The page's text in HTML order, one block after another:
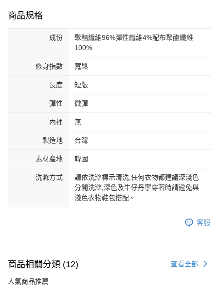
商品規格
成份
聚酯纖維96%彈性纖維4%配布聚酯纖維
100%
修身指數 寬鬆
長度 短版
彈性 微彈
內裡 無
製造地 台灣
素材產地 韓國
洗滌方式
請依洗滌標示清洗,任何衣物都建議深淺色
分開洗滌,深色及牛仔丹寧穿著時請避免與
淺色衣物鞋包搭配。
客服
商品相關分類 (12) 查看全部
人氣商品推薦